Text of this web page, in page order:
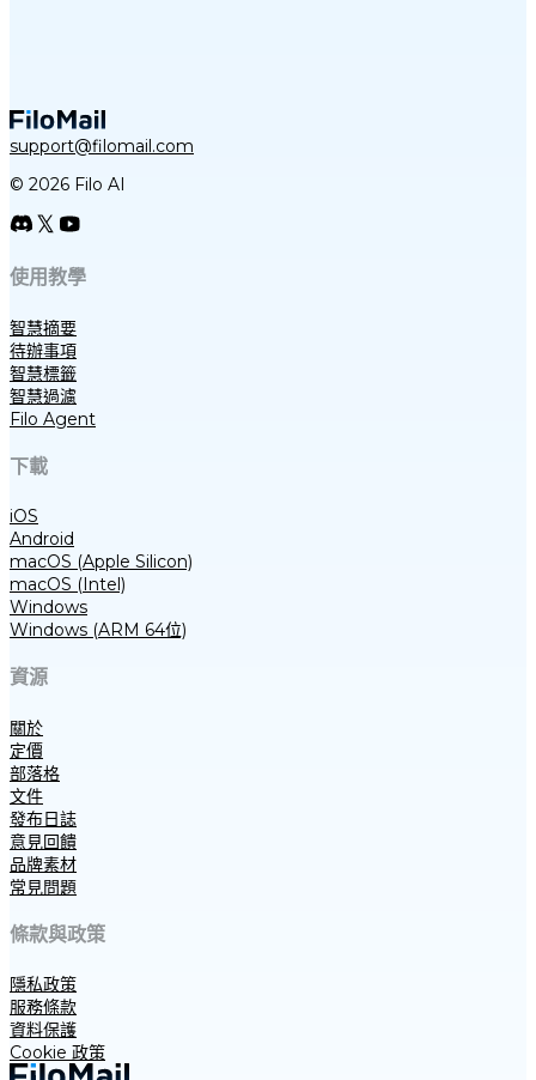
support@filomail.com
© 2026 Filo AI
使用教學
智慧摘要
待辦事項
智慧標籤
智慧過濾
Filo Agent
下載
iOS
Android
macOS (Apple Silicon)
macOS (Intel)
Windows
Windows (ARM 64位)
資源
關於
定價
部落格
文件
發布日誌
意見回饋
品牌素材
常見問題
條款與政策
隱私政策
服務條款
資料保護
Cookie 政策